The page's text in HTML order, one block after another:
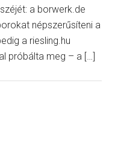
a borwerk.de
népszerűsíteni a
a riesling.hu
próbálta meg – a […]